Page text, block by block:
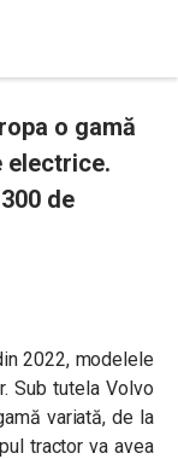
o gamă
electrice.
de
2022, modelele
Sub tutela Volvo
variată, de la
tractor va avea